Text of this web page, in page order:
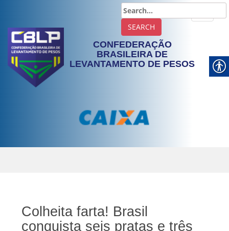
CONFEDERAÇÃO
BRASILEIRA DE
LEVANTAMENTO DE PESOS
Colheita farta! Brasil
conquista seis pratas e três